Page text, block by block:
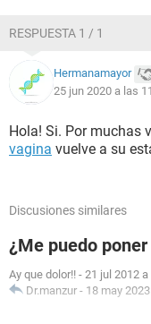
RESPUESTA 1 / 1
Hermanamayor
25 jun 2020 a las
Hola! Si. Por muchas
vagina vuelve a su
Discusiones similares
¿Me puedo
Ay que dolor!! - 21 jul 2012
Dr.manzur - 18 may